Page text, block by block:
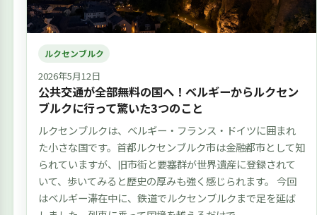
ルクセンブルク
2026年5月12日
公共交通が全部無料の国へ！ベルギーからルクセン
ブルクに行って驚いた3つのこと
ルクセンブルクは、ベルギー・フランス・ドイツに囲まれ
た小さな国です。首都ルクセンブルク市は金融都市として知
られていますが、旧市街と要塞群が世界遺産に登録されて
いて、歩いてみると歴史の厚みも強く感じられます。 今回
はベルギー滞在中に、鉄道でルクセンブルクまで足を延ば